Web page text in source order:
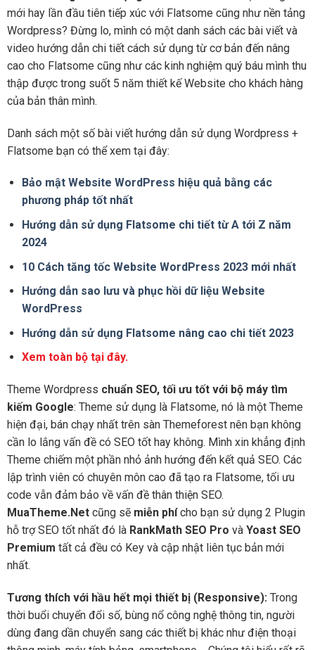
mới hay lần đầu tiên tiếp xúc với Flatsome cũng như nền tảng
Wordpress? Đừng lo, mình có một danh sách các bài viết và
video hướng dẫn chi tiết cách sử dụng từ cơ bản đến nâng
cao cho Flatsome cũng như các kinh nghiệm quý báu mình thu
thập được trong suốt 5 năm thiết kế Website cho khách hàng
của bản thân mình.
Danh sách một số bài viết hướng dẫn sử dụng Wordpress +
Flatsome bạn có thể xem tại đây:
Bảo mật Website WordPress hiệu quả bằng các
phương pháp tốt nhất
Hướng dẫn sử dụng Flatsome chi tiết từ A tới Z năm
2024
10 Cách tăng tốc Website WordPress 2023 mới nhất
Hướng dẫn sao lưu và phục hồi dữ liệu Website
WordPress
Hướng dẫn sử dụng Flatsome nâng cao chi tiết 2023
Xem toàn bộ tại đây.
Theme Wordpress chuẩn SEO, tối ưu tốt với bộ máy tìm
kiếm Google: Theme sử dụng là Flatsome, nó là một Theme
hiện đại, bán chạy nhất trên sàn Themeforest nên bạn không
cần lo lắng vấn đề có SEO tốt hay không. Mình xin khẳng định
Theme chiếm một phần nhỏ ảnh hướng đến kết quả SEO. Các
lập trình viên có chuyên môn cao đã tạo ra Flatsome, tối ưu
code vẫn đảm bảo về vấn đề thân thiện SEO.
MuaTheme.Net cũng sẽ miễn phícho bạn sử dụng 2 Plugin
hỗ trợ SEO tốt nhất đó là RankMath SEO Pro và Yoast SEO
Premium tất cả đều có Key và cập nhật liên tục bản mới
nhất.
Tương thích với hầu hết mọi thiết bị (Responsive): Trong
thời buổi chuyển đổi số, bùng nổ công nghệ thông tin, người
dùng đang dần chuyển sang các thiết bị khác như điện thoại